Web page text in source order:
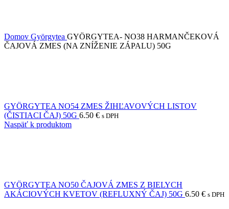
Domov Györgytea GYÖRGYTEA- NO38 HARMANČEKOVÁ
ČAJOVÁ ZMES (NA ZNÍŽENIE ZÁPALU) 50G
GYÖRGYTEA NO54 ZMES ŽIHĽAVOVÝCH LISTOV
(ČISTIACI ČAJ) 50G 6.50 € s DPH
Naspäť k produktom
GYÖRGYTEA NO50 ČAJOVÁ ZMES Z BIELYCH
AKÁCIOVÝCH KVETOV (REFLUXNÝ ČAJ) 50G 6.50 € s DPH